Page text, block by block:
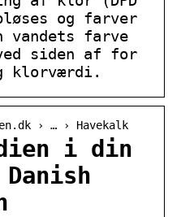
og farver
vandets farve
siden af for
klorværdi.
› … › Havekalk
i din